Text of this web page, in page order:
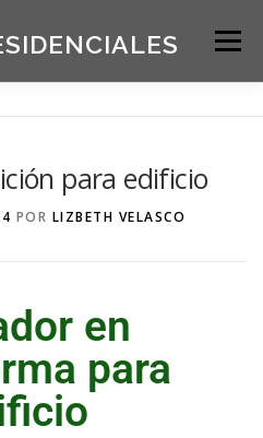
Menú
para edificio
POR LIZBETH VELASCO
en
para